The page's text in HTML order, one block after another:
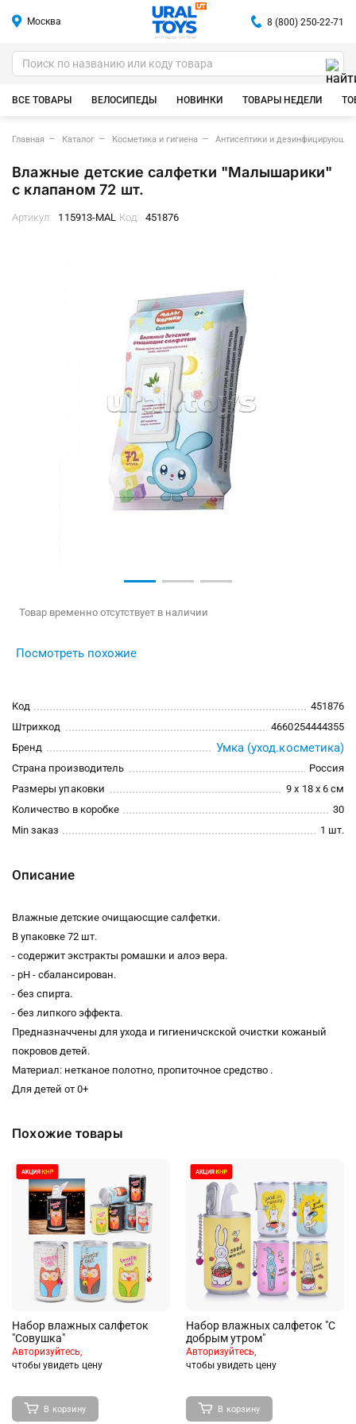
Москва
ИГРУШКИ ОПТОМ
8 (800) 250-22-71
ВСЕ ТОВАРЫ ВЕЛОСИПЕДЫ НОВИНКИ ТОВАРЫ НЕДЕЛИ
Главная Каталог Косметика и гигиена Антисептики и
Влажные детские салфетки "Малышарики"
с клапаном 72 шт.
Артикул: 115913-MAL Код: 451876
Товар временно отсутствует в наличии
Посмотреть похожие
Код
451876
Штрихкод
4660254444355
Бренд
Умка (уход.косметика)
Страна производитель
Россия
Размеры упаковки
9 x 18 x 6 см
Количество в коробке
30
Min заказ
1 шт.
Описание
Влажные детские очищаюсщие салфетки.
В упаковке 72 шт.
- содержит экстракты ромашки и алоэ вера.
- pH - сбалансирован.
- без спирта.
- без липкого эффекта.
Предназначчены для ухода и гигиеничскской очистки кожаный
покровов детей.
Материал: нетканое полотно, пропиточное средство .
Для детей от 0+
Похожие товары
Набор влажных салфеток
"Совушка"
Авторизуйтесь,
чтобы увидеть цену
В корзину
Набор влажных салфеток "С
добрым утром"
Авторизуйтесь,
чтобы увидеть цену
В корзину